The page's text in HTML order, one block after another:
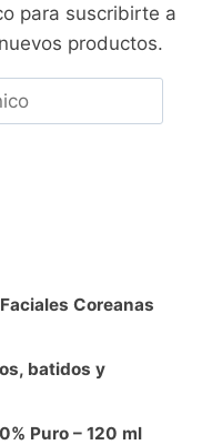
para suscribirte a
productos.
Coreanas
batidos y
Puro – 120 ml